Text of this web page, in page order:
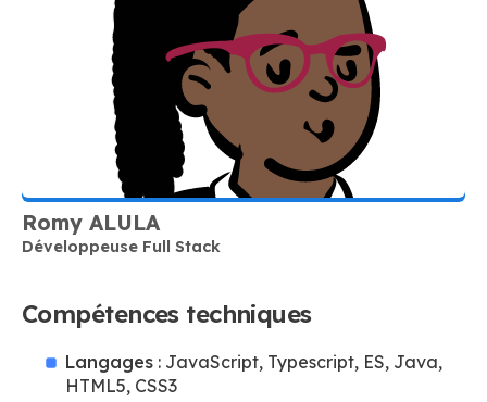
Romy ALULA
Développeuse Full Stack
Compétences techniques
Langages : JavaScript, Typescript, ES, Java,
HTML5, CSS3